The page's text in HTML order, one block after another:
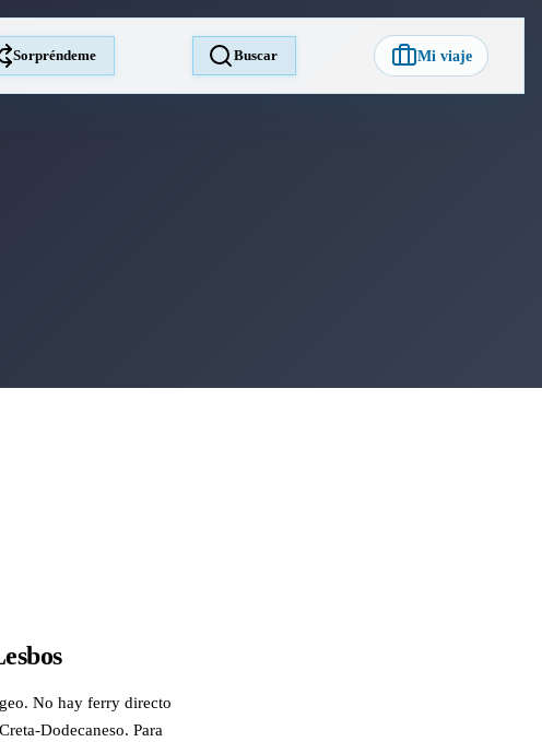
Sorpréndeme Buscar Mi viaje
No hay ferry directo
Dodecaneso. Para